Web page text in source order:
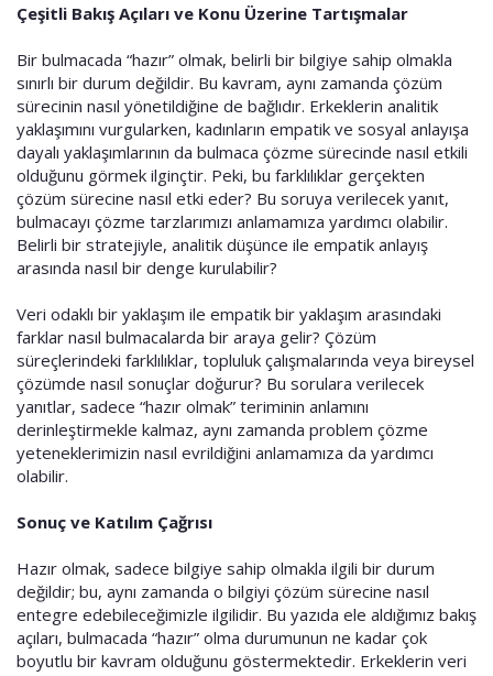
Çeşitli Bakış Açıları ve Konu Üzerine Tartışmalar
Bir bulmacada “hazır” olmak, belirli bir bilgiye sahip olmakla
sınırlı bir durum değildir. Bu kavram, aynı zamanda çözüm
sürecinin nasıl yönetildiğine de bağlıdır. Erkeklerin analitik
yaklaşımını vurgularken, kadınların empatik ve sosyal anlayışa
dayalı yaklaşımlarının da bulmaca çözme sürecinde nasıl etkili
olduğunu görmek ilginçtir. Peki, bu farklılıklar gerçekten
çözüm sürecine nasıl etki eder? Bu soruya verilecek yanıt,
bulmacayı çözme tarzlarımızı anlamamıza yardımcı olabilir.
Belirli bir stratejiyle, analitik düşünce ile empatik anlayış
arasında nasıl bir denge kurulabilir?
Veri odaklı bir yaklaşım ile empatik bir yaklaşım arasındaki
farklar nasıl bulmacalarda bir araya gelir? Çözüm
süreçlerindeki farklılıklar, topluluk çalışmalarında veya bireysel
çözümde nasıl sonuçlar doğurur? Bu sorulara verilecek
yanıtlar, sadece “hazır olmak” teriminin anlamını
derinleştirmekle kalmaz, aynı zamanda problem çözme
yeteneklerimizin nasıl evrildiğini anlamamıza da yardımcı
olabilir.
Sonuç ve Katılım Çağrısı
Hazır olmak, sadece bilgiye sahip olmakla ilgili bir durum
değildir; bu, aynı zamanda o bilgiyi çözüm sürecine nasıl
entegre edebileceğimizle ilgilidir. Bu yazıda ele aldığımız bakış
açıları, bulmacada “hazır” olma durumunun ne kadar çok
boyutlu bir kavram olduğunu göstermektedir. Erkeklerin veri